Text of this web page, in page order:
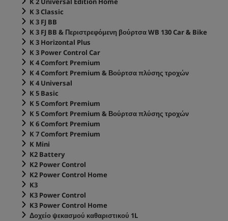
K 3 Classic
K 3 FJ BB
K 3 FJ BB & Περιστρεφόμενη βούρτσα WB 130 Car & Bike
K 3 Horizontal Plus
K 3 Power Control Car
K 4 Comfort Premium
K 4 Comfort Premium & Βούρτσα πλύσης τροχών
K 4 Universal
K 5 Basic
K 5 Comfort Premium
K 5 Comfort Premium & Βούρτσα πλύσης τροχών
K 6 Comfort Premium
K 7 Comfort Premium
K Mini
K2 Battery
K2 Power Control
K2 Power Control Home
K3
K3 Power Control
K3 Power Control Home
Δοχείο ψεκασμού καθαριστικού 1L